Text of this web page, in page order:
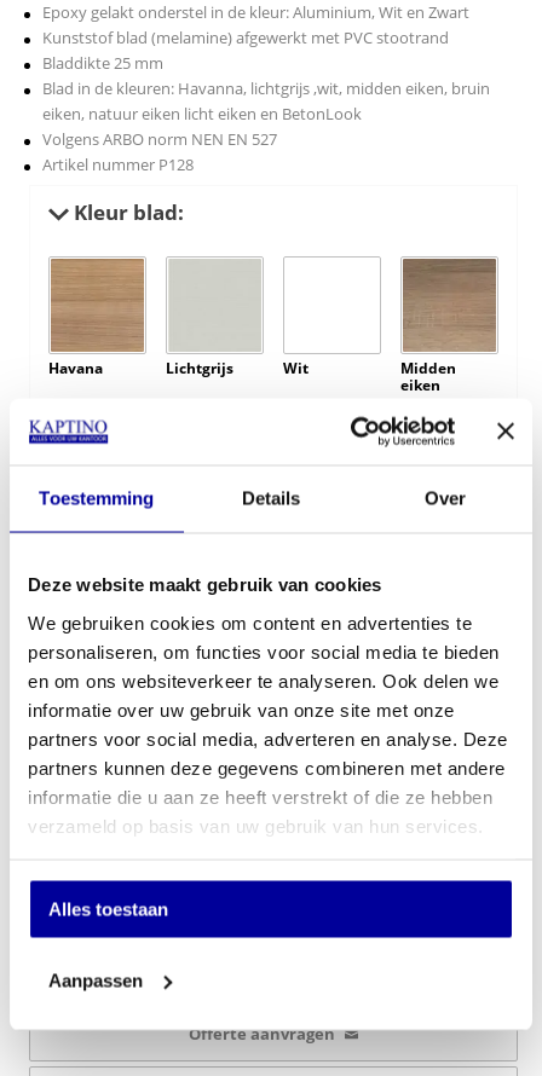
Toestemming Details Over
Deze website maakt gebruik van cookies
We gebruiken cookies om content en advertenties te
personaliseren, om functies voor social media te bieden
en om ons websiteverkeer te analyseren. Ook delen we
informatie over uw gebruik van onze site met onze
partners voor social media, adverteren en analyse. Deze
partners kunnen deze gegevens combineren met andere
informatie die u aan ze heeft verstrekt of die ze hebben
verzameld op basis van uw gebruik van hun services.
Alles toestaan
Aanpassen
Epoxy gelakt onderstel in de kleur: Aluminium, Wit en Zwart
Kunststof blad (melamine) afgewerkt met PVC stootrand
Bladdikte 25 mm
Blad in de kleuren: Havanna, lichtgrijs ,wit, midden eiken, bruin
eiken, natuur eiken licht eiken en BetonLook
Volgens ARBO norm NEN EN 527
Artikel nummer P128
Kleur blad:
Havana Lichtgrijs Wit
Midden
eiken
Bruin eiken Natuur eiken
Kleur onderstel:
Optie montage:
259,00
Offerte aanvragen